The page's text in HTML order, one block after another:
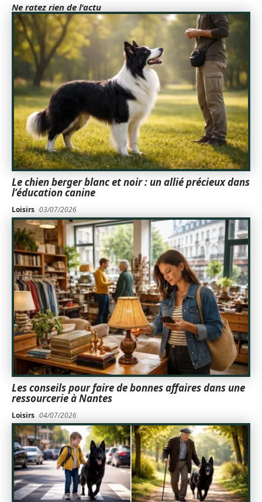
Ne ratez rien de l'actu
Le chien berger blanc et noir : un allié précieux dans
l’éducation canine
Loisirs 03/07/2026
Les conseils pour faire de bonnes affaires dans une
ressourcerie à Nantes
Loisirs 04/07/2026